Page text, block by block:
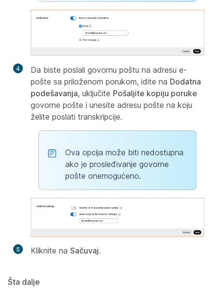
4
Da biste poslali govornu poštu na adresu e-
pošte sa priloženom porukom, idite na Dodatna
podešavanja, uključite Pošaljite kopiju poruke
govorne pošte i unesite adresu pošte na koju
želite poslati transkripcije.
Ova opcija može biti nedostupna
ako je prosleđivanje govorne
pošte onemogućeno.
5 Kliknite na Sačuvaj.
Šta dalje